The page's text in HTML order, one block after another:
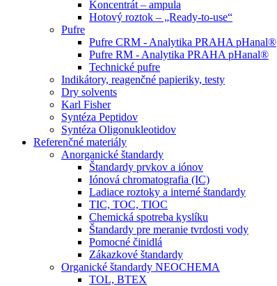
Koncentrát – ampula
Hotový roztok – „Ready-to-use“
Pufre
Pufre CRM - Analytika PRAHA pHanal®
Pufre RM - Analytika PRAHA pHanal®
Technické pufre
Indikátory, reagenčné papieriky, testy
Dry solvents
Karl Fisher
Syntéza Peptidov
Syntéza Oligonukleotidov
Referenčné materiály
Anorganické štandardy
Štandardy prvkov a iónov
Iónová chromatografia (IC)
Ladiace roztoky a interné štandardy
TIC, TOC, TIOC
Chemická spotreba kyslíku
Štandardy pre meranie tvrdosti vody
Pomocné činidlá
Zákazkové štandardy
Organické štandardy NEOCHEMA
TOL, BTEX